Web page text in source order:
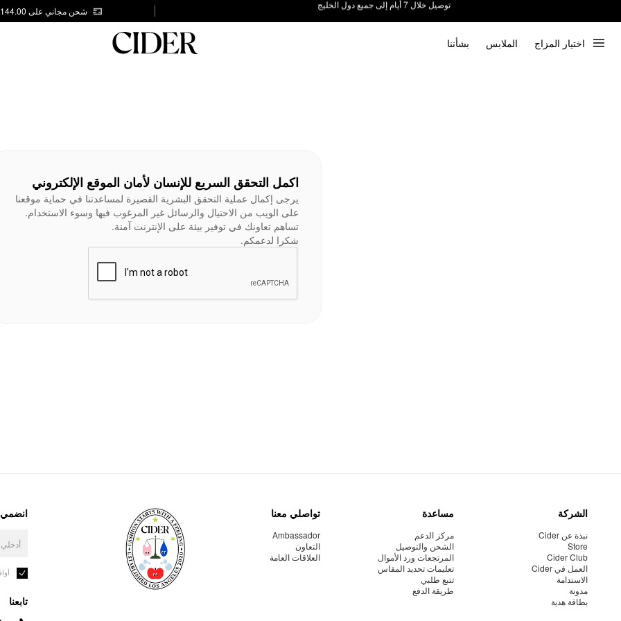
شحن مجاني على AED 144.00
اختيار المزاج الملابس بشأننا
اكمل التحقق السريع للإنسان لأمان الموقع الإلكتروني
يرجى إكمال عملية التحقق البشرية القصيرة لمساعدتنا في حماية موقعنا
على الويب من الاحتيال والرسائل غير المرغوب فيها وسوء الاستخدام.
تساهم تعاونك في توفير بيئة على الإنترنت آمنة.
شكرا لدعمكم.
الشركة
نبذة عن Cider
Store
Cider Club
العمل في Cider
الاستدامة
مدونة
بطاقة هدية
مساعدة
مركز الدعم
الشحن والتوصيل
المرتجعات ورد الأموال
تعليمات تحديد المقاس
تتبع طلبي
طريقة الدفع
تواصلي معنا
Ambassador
التعاون
العلاقات العامة
انضمي
تابعنا